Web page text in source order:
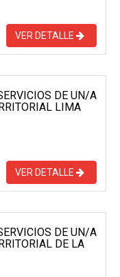
VER DETALLE
DE UN/A
LIMA
VER DETALLE
DE UN/A
DE LA